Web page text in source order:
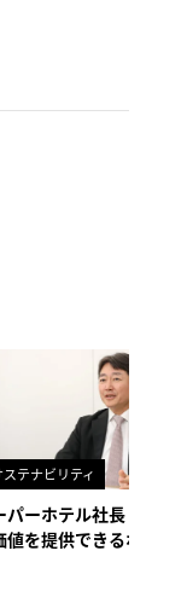
ステナビリティ
パーホテル社長「地域
値を提供できるホテル